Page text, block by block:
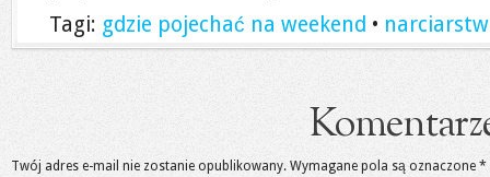
Tagi: gdzie pojechać na weekend •
Twój adres e-mail nie zostanie opublikowany. Wymagane pola są oznaczone *